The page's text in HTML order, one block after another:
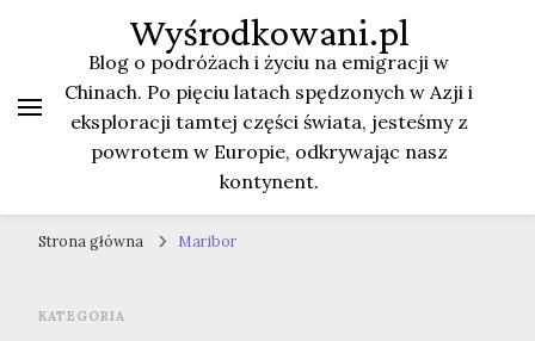
Wyśrodkowani.pl
Blog o podróżach i życiu na emigracji w
Chinach. Po pięciu latach spędzonych w Azji i
eksploracji tamtej części świata, jesteśmy z
powrotem w Europie, odkrywając nasz
kontynent.
Strona główna Maribor
KATEGORIA